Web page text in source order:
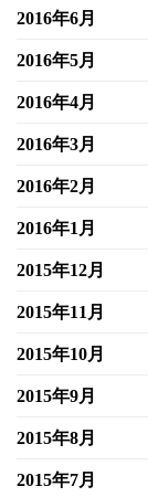
2016年6月
2016年5月
2016年4月
2016年3月
2016年2月
2016年1月
2015年12月
2015年11月
2015年10月
2015年9月
2015年8月
2015年7月